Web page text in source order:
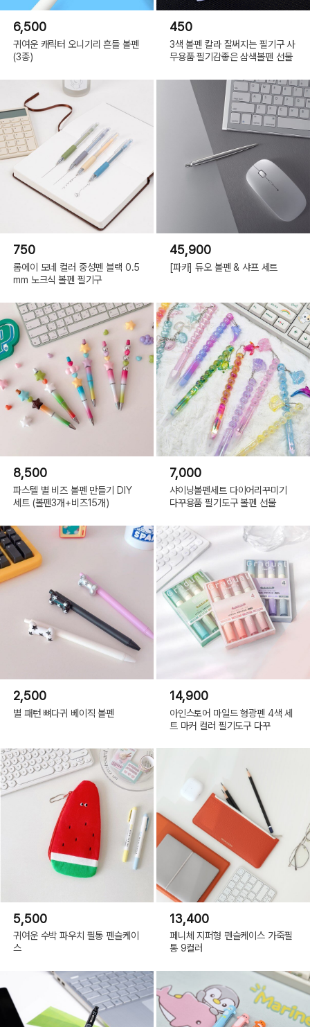
6,500
귀여운 캐릭터 오니기리 흔들 볼펜
(3종)
450
3색 볼펜 칼라 잘써지는 필기구 사
무용품 필기감좋은 삼색볼펜 선물
750
롬에이 모네 컬러 중성펜 블랙 0.5
mm 노크식 볼펜 필기구
45,900
[파카] 듀오 볼펜 & 샤프 세트
8,500
파스텔 별 비즈 볼펜 만들기 DIY
세트 (볼펜3개+비즈15개)
7,000
샤이닝볼펜세트 다이어리꾸미기
다꾸용품 필기도구 볼펜 선물
2,500
별 패턴 뼈다귀 베이직 볼펜
14,900
아인스토어 마일드 형광펜 4색 세
트 마커 컬러 필기도구 다꾸
5,500
귀여운 수박 파우치 필통 펜슬케이
스
13,400
페니체 지퍼형 펜슬케이스 가죽필
통 9컬러